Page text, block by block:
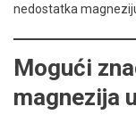
nedostatka
Mogući
magnezija